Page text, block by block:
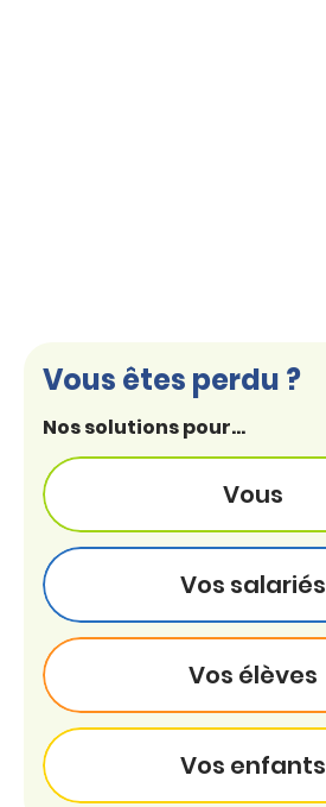
Vous êtes perdu ?
Nos solutions pour...
Vous
Vos salariés
Vos élèves
Vos enfants